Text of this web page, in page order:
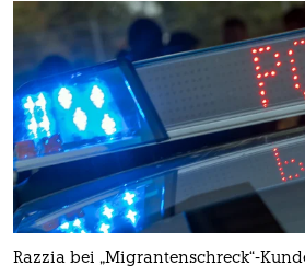
Razzia bei „Migrantenschreck“-